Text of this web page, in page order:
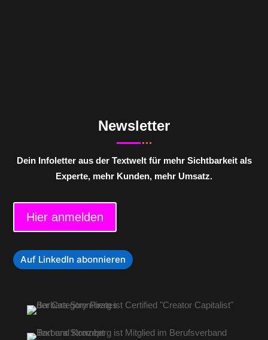
Newsletter
Dein Infoletter aus der Textwelt für mehr Sichtbarkeit als
Experte, mehr Kunden, mehr Umsatz.
Hier anmelden
Auf LinkedIn abonnieren